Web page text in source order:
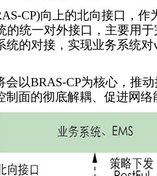
CP)向上的北向接口，作
的统一对外接口，主要用
统的对接，实现业务系统
会以BRAS-CP为核心，推
制面的彻底解耦、促进网